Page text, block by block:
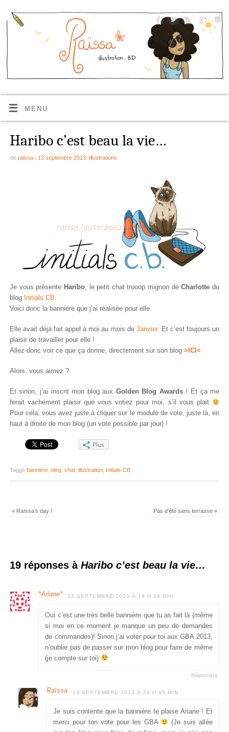
MENU
Haribo c’est beau la vie…
de raissa | 13 septembre 2013 |Illustrations
Je vous présente Haribo, le petit chat trooop mignon deCharlotte du
blog Initials CB.
Voici donc la bannière que j’ai réalisée pour elle.
Elle avait déjà fait appel à moi au mois de Janvier. Et c’est toujours un
plaisir de travailler pour elle !
Allez-donc voir ce que ça donne, directement sur son blog >ICI<
Alors, vous aimez ?
Et sinon, j’ai inscrit mon blog aux Golden Blog Awards! Et ça me
ferait vachement plaisir que vous votiez pour moi, s’il vous plait
Pour cela, vous avez juste à cliquer sur le module de vote, juste là, en
haut à droite de mon blog (un vote possible par jour) !
Plus
Taggé bannière, blog, chat, illustration, Initials CB.
«Raïssa’s day ! Pas d’été sans terrasse»
19 réponses à Haribo c’est beau la vie…
*Ariane* 13 SEPTEMBRE 2013 À 18 H 34 MIN
Oui c’est une très belle bannière que tu as fait là (même
si moi en ce moment je manque un peu de demandes
de commandes)! Sinon j’ai voter pour toi aux GBA 2013,
n’oublie pas de passer sur mon blog pour faire de même
(je compte sur toi)
Répondre
Raïssa 13 SEPTEMBRE 2013 À 21 H 45 MIN
Je suis contente que la bannière te plaise Ariane ! Et
merci pour ton vote pour les GBA
(Je suis allée